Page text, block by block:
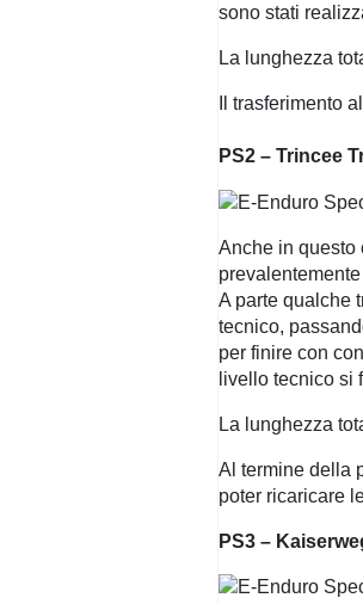
sono stati
La lunghezza
Il trasferimento
PS2 – Trincee
Anche in questo
A parte qualche
tecnico,
per finire con
livello tecnico si
La lunghezza
Al termine della
poter ricaricare
PS3 –